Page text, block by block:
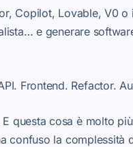
Copilot, Lovable, V0
e generare
Frontend. Refactor.
E questa cosa è molto
confuso la